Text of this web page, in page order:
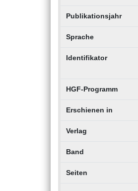
Publikationsjahr
Sprache
Identifikator
HGF-Programm
Erschienen in
Verlag
Band
Seiten